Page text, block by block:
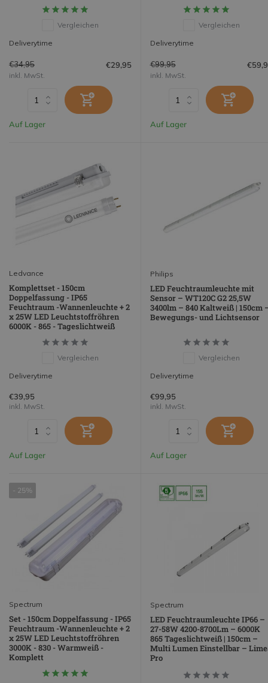
Vergleichen
Deliverytime
€34,95 €29,95
inkl. MwSt.
Auf Lager
Vergleichen
Deliverytime
€99,95
inkl. MwSt.
Auf Lager
Ledvance
Komplettset - 150cm
Doppelfassung - IP65
Feuchtraum -Wannenleuchte + 2
x 25W LED Leuchtstoffröhren
6000K - 865 - Tageslichtweiß
Vergleichen
Deliverytime
€39,95
inkl. MwSt.
Auf Lager
Philips
LED Feuchtraumleuchte mit
Sensor – WT120C G2 25,5W
3400lm – 840 Kaltweiß | 150cm
Bewegungs- und Lichtsensor
Vergleichen
Deliverytime
€99,95
inkl. MwSt.
Auf Lager
- 25%
Spectrum
Set - 150cm Doppelfassung - IP65
Feuchtraum -Wannenleuchte + 2
x 25W LED Leuchtstoffröhren
3000K - 830 - Warmweiß -
Komplett
Spectrum
LED Feuchtraumleuchte IP66 –
27-58W 4200-8700Lm – 6000K
865 Tageslichtweiß | 150cm –
Multi Lumen Einstellbar –
Pro